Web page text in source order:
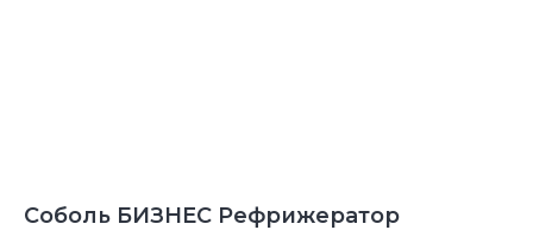
Соболь БИЗНЕС Рефрижератор